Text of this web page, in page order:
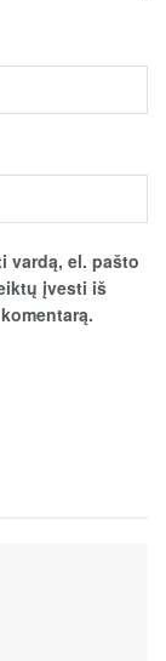
vardą, el. pašto
įvesti iš